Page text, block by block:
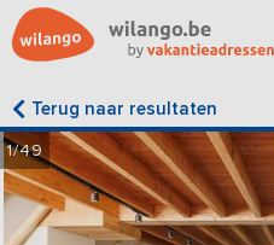
Terug naar resultaten
1/49